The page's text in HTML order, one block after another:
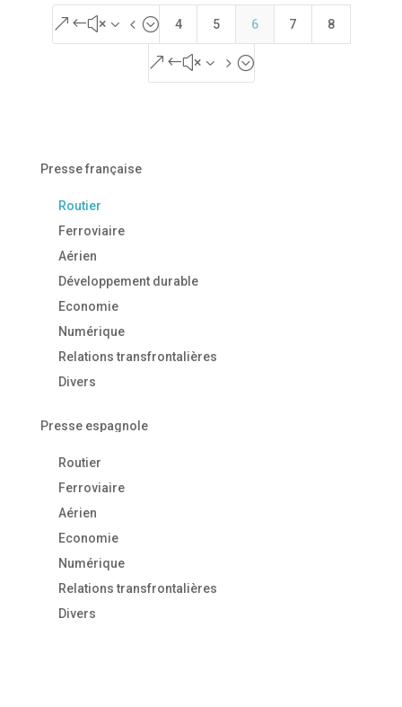
&#x34; 4 5 6 7 8
&#x35;
Presse française
Routier
Ferroviaire
Aérien
Développement durable
Economie
Numérique
Relations transfrontalières
Divers
Presse espagnole
Routier
Ferroviaire
Aérien
Economie
Numérique
Relations transfrontalières
Divers